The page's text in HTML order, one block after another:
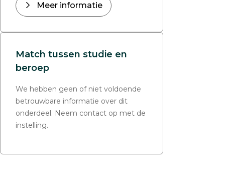
Meer informatie
Match tussen studie en
beroep
We hebben geen of niet voldoende
betrouwbare informatie over dit
onderdeel. Neem contact op met de
instelling.